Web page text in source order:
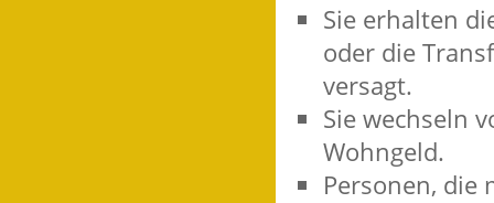
Sie erhalten
oder die
versagt.
Sie wechseln
Wohngeld.
Personen, die